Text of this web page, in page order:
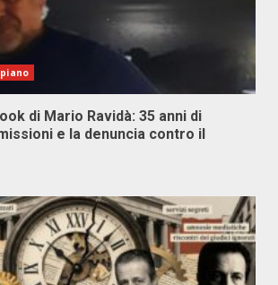
di Mario Ravidà: 35 anni di
e la denuncia contro il